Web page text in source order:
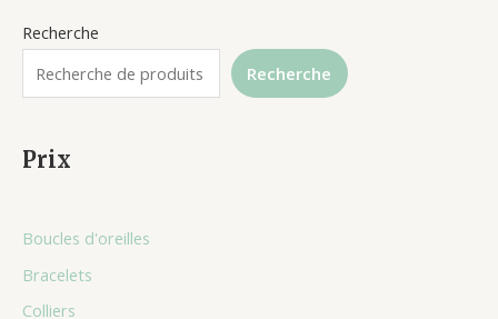
Recherche
Recherche
Prix
Boucles d'oreilles
Bracelets
Colliers